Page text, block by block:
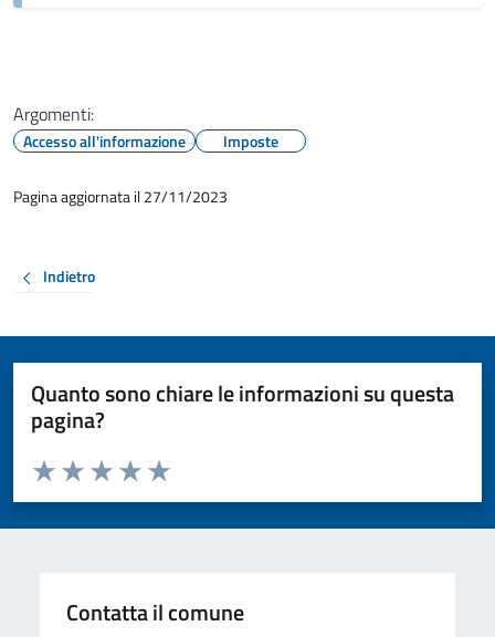
Argomenti:
Accesso all'informazione Imposte
Pagina aggiornata il 27/11/2023
Indietro
Quanto sono chiare le informazioni su questa
pagina?
Valuta da 1 a 5 stelle la pagina
Valuta 5 stelle su 5
Valuta 4 stelle su 5
Valuta 3 stelle su 5
Valuta 2 stelle su 5
Valuta 1 stelle su 5
Contatta il comune